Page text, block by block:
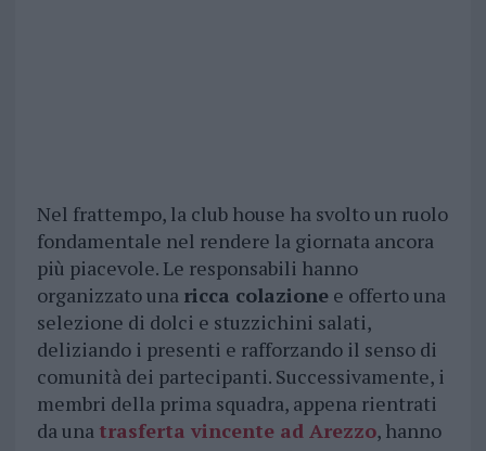
Nel frattempo, la club house ha svolto un ruolo
fondamentale nel rendere la giornata ancora
più piacevole. Le responsabili hanno
organizzato una ricca colazionee offerto una
selezione di dolci e stuzzichini salati,
deliziando i presenti e rafforzando il senso di
comunità dei partecipanti. Successivamente, i
membri della prima squadra, appena rientrati
da una trasferta vincente ad Arezzo, hanno